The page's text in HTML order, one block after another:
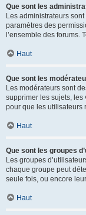
Que sont les
Les administrateurs
paramètres des
l’ensemble des forums.
Haut
Que sont les
Les modérateurs sont
supprimer les sujets, les
pour que les utilisateurs
Haut
Que sont les groupes
Les groupes
chaque groupe peut
seule fois, ou encore
Haut